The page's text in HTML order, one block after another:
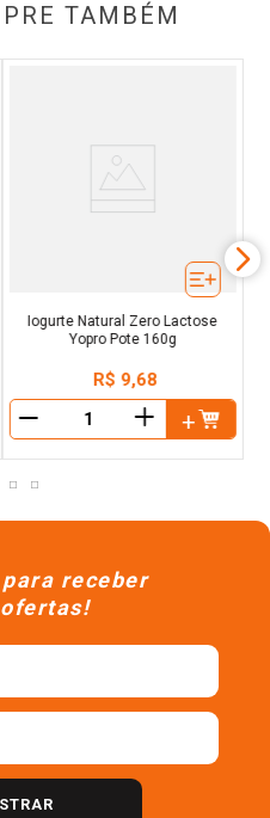
TAMBÉM
Iogurte Natural Zero Lactose
Yopro Pote 160g
R$ 9,68
＋
receber